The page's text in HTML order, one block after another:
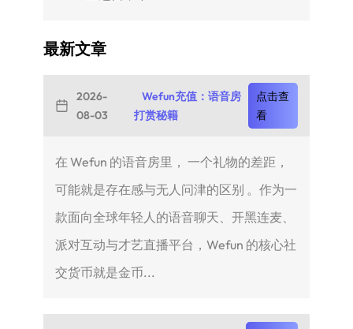
最新文章
2026-
08-03
Wefun充值：语音房
打赏秘籍
点击查
看
在 Wefun 的语音房里， 一个礼物的差距，
可能就是存在感与无人问津的区别 。作为一
款面向全球年轻人的语音聊天、开黑连麦、
派对互动与才艺直播平台，Wefun 的核心社
交货币就是金币...